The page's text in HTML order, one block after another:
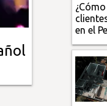
en el